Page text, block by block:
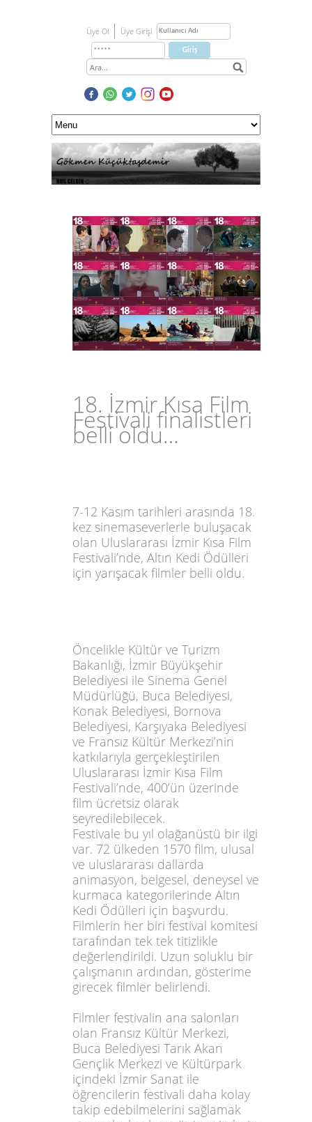
Üye Ol Üye Girişi
18. İzmir Kısa Film
Festivali finalistleri
belli oldu…
7-12 Kasım tarihleri arasında 18.
kez sinemaseverlerle buluşacak
olan Uluslararası İzmir Kısa Film
Festivali’nde, Altın Kedi Ödülleri
için yarışacak filmler belli oldu.
Öncelikle Kültür ve Turizm
Bakanlığı, İzmir Büyükşehir
Belediyesi ile Sinema Genel
Müdürlüğü, Buca Belediyesi,
Konak Belediyesi, Bornova
Belediyesi, Karşıyaka Belediyesi
ve Fransız Kültür Merkezi’nin
katkılarıyla gerçekleştirilen
Uluslararası İzmir Kısa Film
Festivali’nde, 400’ün üzerinde
film ücretsiz olarak
seyredilebilecek.
Festivale bu yıl olağanüstü bir ilgi
var. 72 ülkeden 1570 film, ulusal
ve uluslararası dallarda
animasyon, belgesel, deneysel ve
kurmaca kategorilerinde Altın
Kedi Ödülleri için başvurdu.
Filmlerin her biri festival komitesi
tarafından tek tek titizlikle
değerlendirildi. Uzun soluklu bir
çalışmanın ardından, gösterime
girecek filmler belirlendi.
Filmler festivalin ana salonları
olan Fransız Kültür Merkezi,
Buca Belediyesi Tarık Akan
Gençlik Merkezi ve Kültürpark
içindeki İzmir Sanat ile
öğrencilerin festivali daha kolay
takip edebilmelerini sağlamak